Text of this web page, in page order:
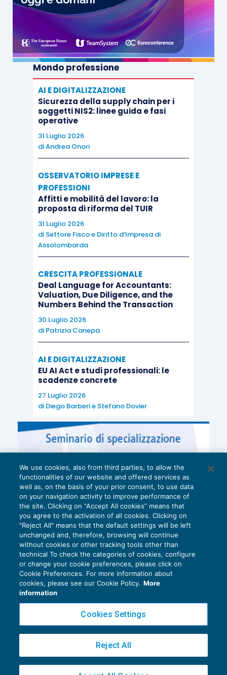
Mondo professione
AI E DIGITALIZZAZIONE
Sicurezza della supply chain per i
soggetti NIS2: linee guida e fasi
operative
31 Luglio 2026
diAndrea Onori
OSSERVATORIO IMPRESE E
PROFESSIONI
Affitti e mobilità del lavoro: la
proposta di riforma del TUIR
31 Luglio 2026
di Settore Fisco e Diritto d’Impresa di
Assolombarda
CRESCITA PROFESSIONALE
Deal Language for Accountants:
Valuation, Due Diligence, and the
Numbers Behind the Transaction
30 Luglio 2026
di Patrizia Canepa
AI E DIGITALIZZAZIONE
EU AI Act e studi professionali: le
scadenze concrete
27 Luglio 2026
di Diego Barberie Stefano Dovier
Privacy Policy
Cookie Policy
Copyright 2016 ©Gruppo Euroconference S.p.A.v2.32.4
Piazza Luigi Einaudi, 10N01 - 20124 Milano - info@ecnews.it
We use cookies, also from third parties, to allow the
functionalities of our website and offered services as
well as, on the basis of your prior consent, to use data
on your navigation activity to improve performance of
the site. Clicking on “Accept All cookies” means that
you agree to the activation of all cookies. Clicking on
"Reject All" means that the default settings will be left
unchanged and, therefore, browsing will continue
without cookies or other tracking tools other than
technical To check the categories of cookies, configure
or change your cookie preferences, please click on
Cookie Preferences. For more information about
cookies, please see our Cookie Policy. More
information
Cookies Settings
Reject All